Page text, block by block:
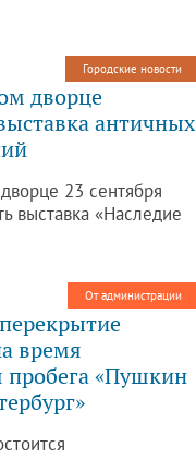
Городские новости
дворце
античных
23 сентября
выставка «Наследие
Михаила и Елены
разместилась в
и в Кавалерском
пресс-служба
От администрации
время
пробега «Пушкин